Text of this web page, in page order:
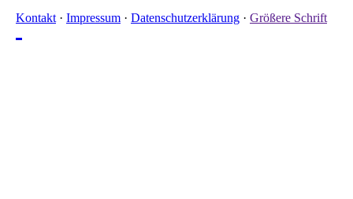
Kontakt · Impressum · Datenschutzerklärung · Größere Schrift